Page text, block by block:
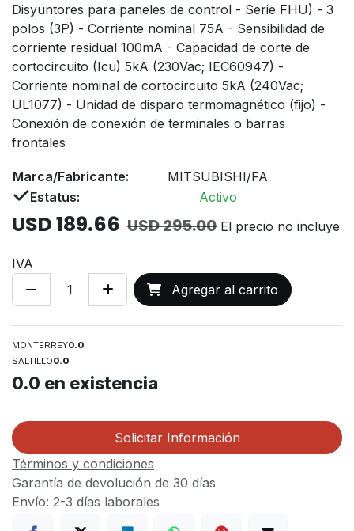
Disyuntores para paneles de control - Serie FHU) - 3
polos (3P) - Corriente nominal 75A - Sensibilidad de
corriente residual 100mA - Capacidad de corte de
cortocircuito (Icu) 5kA (230Vac; IEC60947) -
Corriente nominal de cortocircuito 5kA (240Vac;
UL1077) - Unidad de disparo termomagnético (fijo) -
Conexión de conexión de terminales o barras
frontales
Marca/Fabricante:
MITSUBISHI/FA
Estatus:
Activo
USD189.66 USD295.00 El precio no incluye
IVA
Agregar al carrito
MONTERREY0.0
SALTILLO0.0
0.0 en existencia
Solicitar Información
Términos y condiciones
Garantía de devolución de 30 días
Envío: 2-3 días laborales